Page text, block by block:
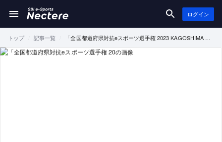
ログイン
トップ 記事一覧
「全国都道府県対抗eスポーツ選手権 2023 KAGOSHIMA ぷ
が決定！